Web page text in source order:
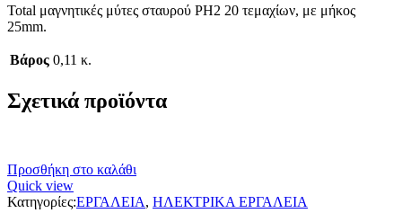
Total μαγνητικές μύτες σταυρού PH2 20 τεμαχίων, με μήκος
25mm.
Βάρος 0,11 κ.
Σχετικά προϊόντα
Προσθήκη στο καλάθι
Quick view
Κατηγορίες:ΕΡΓΑΛΕΙΑ, ΗΛΕΚΤΡΙΚΑ ΕΡΓΑΛΕΙΑ